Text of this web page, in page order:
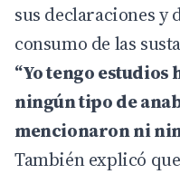
sus declaraciones y
consumo de las
“Yo tengo estudios
ningún tipo de
mencionaron ni
También explicó